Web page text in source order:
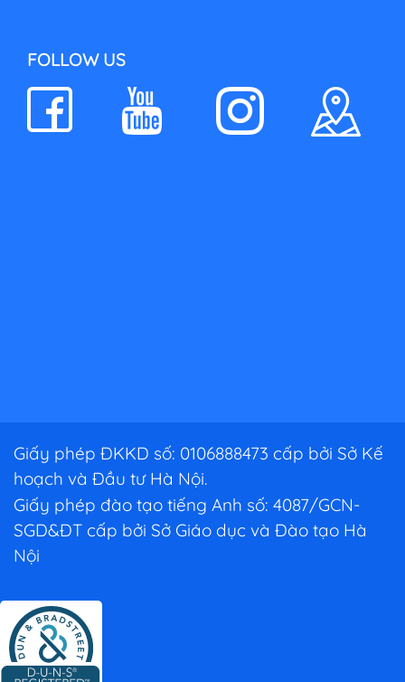
FOLLOW US
Giấy phép ĐKKD số: 0106888473 cấp bởi Sở Kế
hoạch và Đầu tư Hà Nội.
Giấy phép đào tạo tiếng Anh số: 4087/GCN-
SGD&ĐT cấp bởi Sở Giáo dục và Đào tạo Hà
Nội